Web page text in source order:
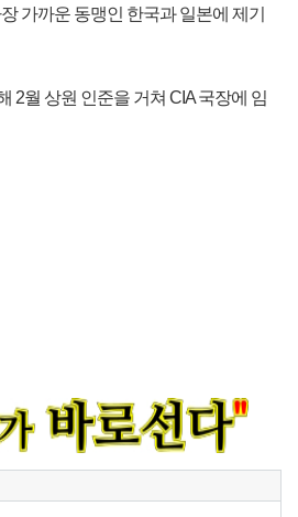
가까운 동맹인 한국과 일본에 제기
2월 상원 인준을 거쳐 CIA 국장에 임